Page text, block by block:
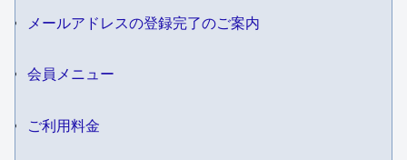
メールアドレスの登録完了のご案内
会員メニュー
ご利用料金